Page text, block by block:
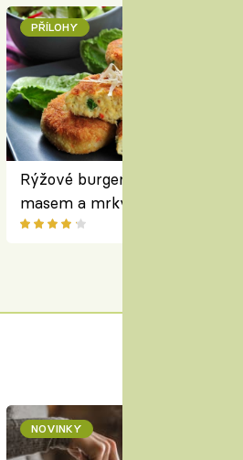
PŘÍLOHY
Rýžové burgery s kuřecím
masem a mrkví podávané se
salátem – lehká a chutná
NOVINKY